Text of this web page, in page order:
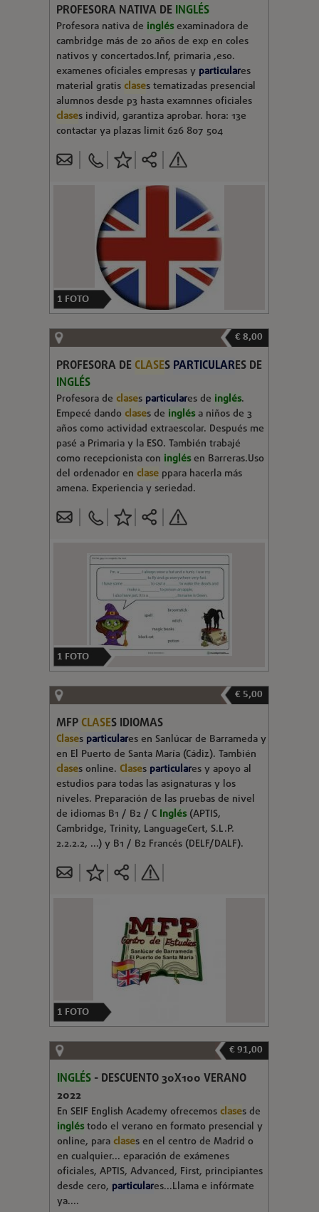
PROFESORA NATIVA DE INGLÉS
Profesora nativa de inglésexaminadora de
cambridge más de 20 años de exp en coles
nativos y concertados.Inf, primaria ,eso.
examenes oficiales empresas y particulares
material gratisclases tematizadas presencial
alumnos desde p3 hasta examnnes oficiales
clases individ, garantiza aprobar. hora: 13e
contactar ya plazas limit 626 807 504
1 FOTO
€ 8,00
PROFESORA DE CLASES PARTICULARES DE
INGLÉS
Profesora de clases particulares de inglés.
Empecé dandoclases de inglésa niños de 3
años como actividad extraescolar. Después me
pasé a Primaria y la ESO. También trabajé
como recepcionista con inglésen Barreras.Uso
del ordenador en claseppara hacerla más
amena. Experiencia y seriedad.
1 FOTO
€ 5,00
MFP CLASES IDIOMAS
Clases particulares en Sanlúcar de Barrameda y
en El Puerto de Santa María (Cádiz). También
clases online. Clases particulares y apoyo al
estudios para todas las asignaturas y los
niveles. Preparación de las pruebas de nivel
de idiomas B1 / B2 / C Inglés(APTIS,
Cambridge, Trinity, LanguageCert, S.L.P.
2.2.2.2, ...) y B1 / B2 Francés (DELF/DALF).
1 FOTO
€ 91,00
INGLÉS - DESCUENTO 30X100 VERANO
2022
En SEIF English Academy ofrecemosclases de
ingléstodo el verano en formato presencial y
online, paraclases en el centro de Madrid o
en cualquier... eparación de exámenes
oficiales, APTIS, Advanced, First, principiantes
desde cero, particulares...Llama e infórmate
ya....